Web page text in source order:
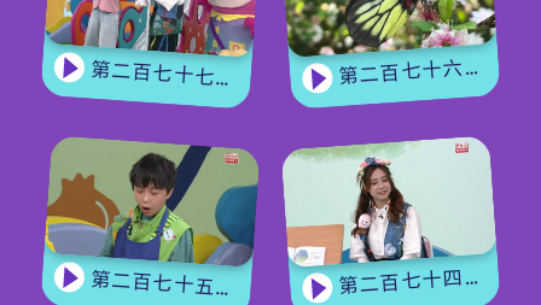
第二百七十七集 - 【玩轉星期五】 蝴蝶變變變 第二百七十六集 - 【嘉賓來了】 蝴蝶專家
第二百七十五集 - 【手作Easy Job】 盆栽磨菇 【Yummy Time】仲夏蝴蝶粉 第二百七十四集 - 《花神的獎勵》下集